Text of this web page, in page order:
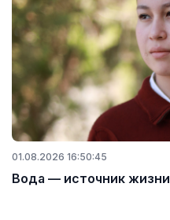
01.08.2026 16:50:45
Вода — источник жизни